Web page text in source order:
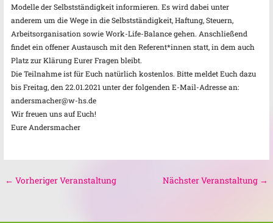
Modelle der Selbstständigkeit informieren. Es wird dabei unter
anderem um die Wege in die Selbstständigkeit, Haftung, Steuern,
Arbeitsorganisation sowie Work-Life-Balance gehen. Anschließend
findet ein offener Austausch mit den Referent*innen statt, in dem auch
Platz zur Klärung Eurer Fragen bleibt.
Die Teilnahme ist für Euch natürlich kostenlos. Bitte meldet Euch dazu
bis Freitag, den 22.01.2021 unter der folgenden E-Mail-Adresse an:
andersmacher@w-hs.de
Wir freuen uns auf Euch!
Eure Andersmacher
← Vorheriger Veranstaltung Nächster Veranstaltung →